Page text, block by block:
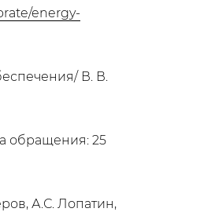
energy-
В. В.
обращения: 25
А.С. Лопатин,